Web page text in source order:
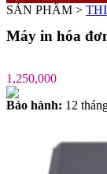
SẢN PHẨM >
Máy in hóa
1,250,000
Bảo hành: 12